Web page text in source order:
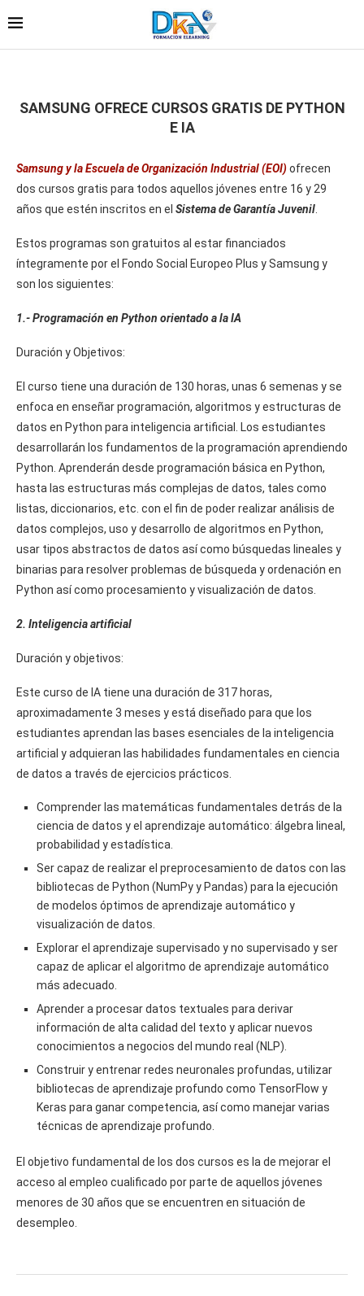
SAMSUNG OFRECE CURSOS GRATIS DE PYTHON
E IA
Samsung y la Escuela de Organización Industrial (EOI) ofrecen
dos cursos gratis para todos aquellos jóvenes entre 16 y 29
años que estén inscritos en el Sistema de Garantía Juvenil
Estos programas son gratuitos al estar financiados
íntegramente por el Fondo Social Europeo Plus y Samsung y
son los siguientes:
1.- Programación en Python orientado a la IA
Duración y Objetivos:
El curso tiene una duración de 130 horas, unas 6 semenas y se
enfoca en enseñar programación, algoritmos y estructuras de
datos en Python para inteligencia artificial. Los estudiantes
desarrollarán los fundamentos de la programación aprendiendo
Python. Aprenderán desde programación básica en Python,
hasta las estructuras más complejas de datos, tales como
listas, diccionarios, etc. con el fin de poder realizar análisis de
datos complejos, uso y desarrollo de algoritmos en Python,
usar tipos abstractos de datos así como búsquedas lineales y
binarias para resolver problemas de búsqueda y ordenación en
Python así como procesamiento y visualización de datos.
2. Inteligencia artificial
Duración y objetivos:
Este curso de IA tiene una duración de 317 horas,
aproximadamente 3 meses y está diseñado para que los
estudiantes aprendan las bases esenciales de la inteligencia
artificial y adquieran las habilidades fundamentales en ciencia
de datos a través de ejercicios prácticos.
Comprender las matemáticas fundamentales detrás de la
ciencia de datos y el aprendizaje automático: álgebra lineal,
probabilidad y estadística.
Ser capaz de realizar el preprocesamiento de datos con las
bibliotecas de Python (NumPy y Pandas) para la ejecución
de modelos óptimos de aprendizaje automático y
visualización de datos.
Explorar el aprendizaje supervisado y no supervisado y ser
capaz de aplicar el algoritmo de aprendizaje automático
más adecuado.
Aprender a procesar datos textuales para derivar
información de alta calidad del texto y aplicar nuevos
conocimientos a negocios del mundo real (NLP).
Construir y entrenar redes neuronales profundas, utilizar
bibliotecas de aprendizaje profundo como TensorFlow y
Keras para ganar competencia, así como manejar varias
técnicas de aprendizaje profundo.
El objetivo fundamental de los dos cursos es la de mejorar el
acceso al empleo cualificado por parte de aquellos jóvenes
menores de 30 años que se encuentren en situación de
desempleo.